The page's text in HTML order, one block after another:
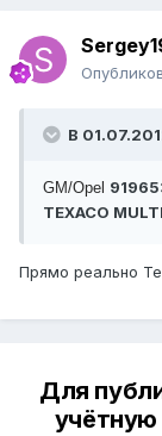
В
GM/Opel
TEXACO
Прямо реально
Для
учётную